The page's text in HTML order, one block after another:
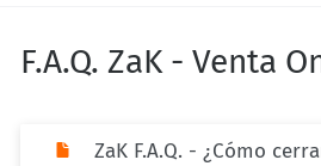
F.A.Q. ZaK - Venta
ZaK F.A.Q. - ¿Cómo